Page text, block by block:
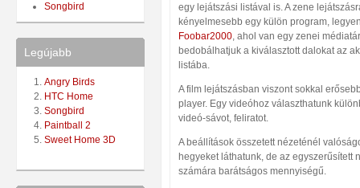
Songbird
Legújabb
Angry Birds
HTC Home
Songbird
Paintball 2
Sweet Home 3D
egy lejátszási listával is. A zene
kényelmesebb egy külön program,
Foobar2000 , ahol van egy zenei
bedobálhatjuk a kiválasztott dalokat az
listába.
A film lejátszásban viszont sokkal
player. Egy videóhoz választhatunk
videó-sávot, feliratot.
A beállítások összetett nézeténél
hegyeket láthatunk, de az egyszerűsített
számára barátságos mennyiségű.